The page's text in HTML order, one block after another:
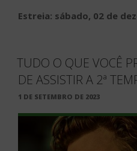
Estreia: sábado, 02 de
TUDO O QUE VOCÊ
DE ASSISTIR A 2ª
PUBLICADO
1 DE SETEMBRO DE 2023